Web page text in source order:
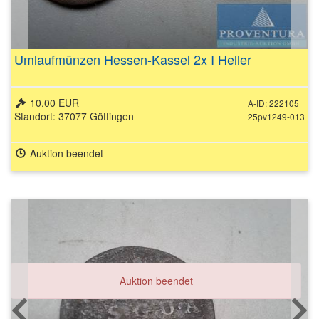
Umlaufmünzen Hessen-Kassel 2x I Heller
A-ID: 222105
25pv1249-013
10,00 EUR
Standort: 37077 Göttingen
Auktion beendet
Auktion beendet